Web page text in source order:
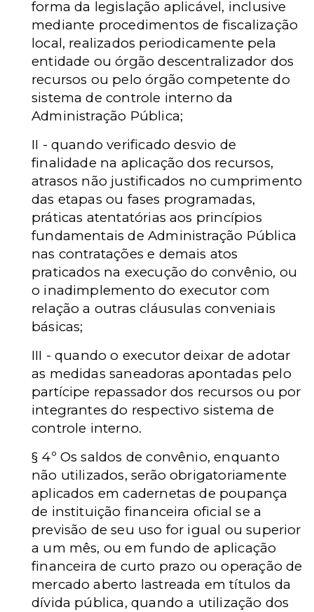
forma da legislação aplicável, inclusive
mediante procedimentos de fiscalização
local, realizados periodicamente pela
entidade ou órgão descentralizador dos
recursos ou pelo órgão competente do
sistema de controle interno da
Administração Pública;
II - quando verificado desvio de
finalidade na aplicação dos recursos,
atrasos não justificados no cumprimento
das etapas ou fases programadas,
práticas atentatórias aos princípios
fundamentais de Administração Pública
nas contratações e demais atos
praticados na execução do convênio, ou
o inadimplemento do executor com
relação a outras cláusulas conveniais
básicas;
III - quando o executor deixar de adotar
as medidas saneadoras apontadas pelo
partícipe repassador dos recursos ou por
integrantes do respectivo sistema de
controle interno.
§ 4º Os saldos de convênio, enquanto
não utilizados, serão obrigatoriamente
aplicados em cadernetas de poupança
de instituição financeira oficial se a
previsão de seu uso for igual ou superior
a um mês, ou em fundo de aplicação
financeira de curto prazo ou operação de
mercado aberto lastreada em títulos da
dívida pública, quando a utilização dos